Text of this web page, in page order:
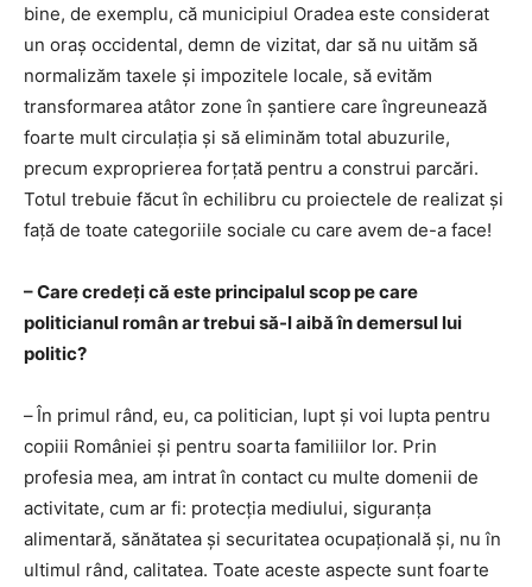
bine, de exemplu, că municipiul Oradea este considerat
un oraș occidental, demn de vizitat, dar să nu uităm să
normalizăm taxele și impozitele locale, să evităm
transformarea atâtor zone în șantiere care îngreunează
foarte mult circulația și să eliminăm total abuzurile,
precum exproprierea forțată pentru a construi parcări.
Totul trebuie făcut în echilibru cu proiectele de realizat și
față de toate categoriile sociale cu care avem de-a face!
– Care credeți că este principalul scop pe care
politicianul român ar trebui să-l aibă în demersul lui
politic?
–În primul rând, eu, ca politician, lupt și voi lupta pentru
copiii României și pentru soarta familiilor lor. Prin
profesia mea, am intrat în contact cu multe domenii de
activitate, cum ar fi: protecția mediului, siguranța
alimentară, sănătatea și securitatea ocupațională și, nu în
ultimul rând, calitatea. Toate aceste aspecte sunt foarte